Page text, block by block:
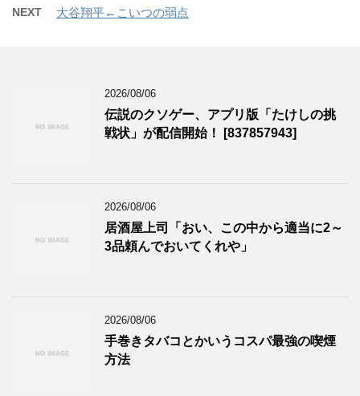
NEXT 大谷翔平←こいつの弱点
2026/08/06
伝説のクソゲー、アプリ版「たけしの挑
戦状」が配信開始！ [837857943]
2026/08/06
居酒屋上司「おい、この中から適当に2～
3品頼んでおいてくれや」
2026/08/06
手巻きタバコとかいうコスパ最強の喫煙
方法